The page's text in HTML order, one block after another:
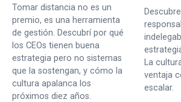
Tomar distancia no es un
premio, es una herramienta
de gestión. Descubrí por qué
los CEOs tienen buena
estrategia pero no sistemas
que la sostengan, y cómo la
cultura apalanca los
próximos diez años.
La
ventaja
escalar.